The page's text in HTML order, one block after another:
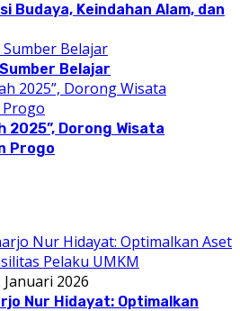
Budaya, Keindahan Alam, dan
Belajar
2025”, Dorong Wisata
Progo
Januari 2026
Nur Hidayat: Optimalkan